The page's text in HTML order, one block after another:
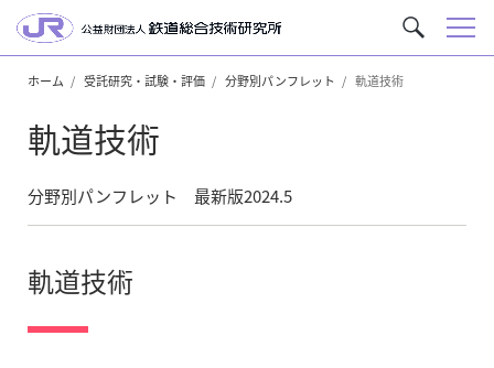
サ
イ
メ
ホーム 受託研究・試験・評価 分野別パンフレット 軌道技術
軌道技術
分野別パンフレット 最新版2024.5
軌道技術